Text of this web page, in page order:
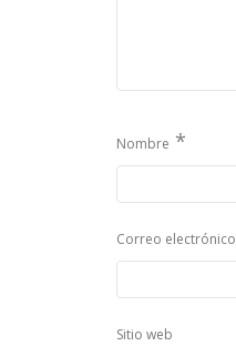
Nombre *
Correo electrónico
Sitio web